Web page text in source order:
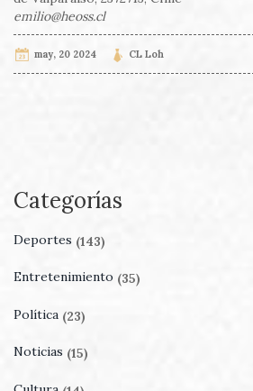
emilio@heoss.cl
may, 20 2024 CL Loh
Categorías
Deportes (143)
Entretenimiento (35)
Política (23)
Noticias (15)